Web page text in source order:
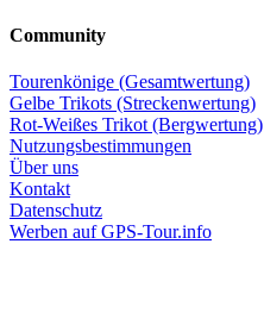
Community
Tourenkönige (Gesamtwertung)
Gelbe Trikots (Streckenwertung)
Rot-Weißes Trikot (Bergwertung)
Nutzungsbestimmungen
Über uns
Kontakt
Datenschutz
Werben auf GPS-Tour.info